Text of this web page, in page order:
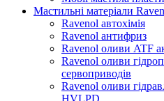
Мастильні матеріали
Ravenol автохімія
Ravenol антифриз
Ravenol оливи ATF
Ravenol оливи
сервоприводів
Ravenol оливи
HVLPD.